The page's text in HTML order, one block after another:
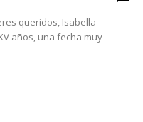
queridos, Isabella
años, una fecha muy